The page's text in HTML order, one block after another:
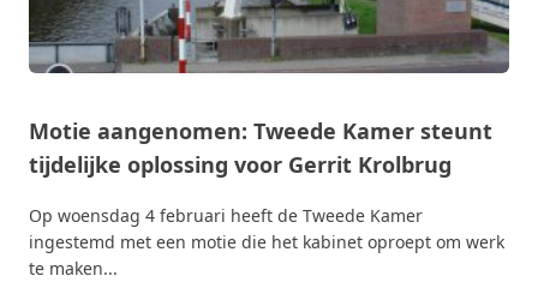
Motie aangenomen: Tweede Kamer steunt
tijdelijke oplossing voor Gerrit Krolbrug
Op woensdag 4 februari heeft de Tweede Kamer
ingestemd met een motie die het kabinet oproept om werk
te maken...